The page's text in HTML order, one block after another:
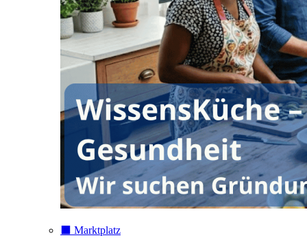
⬛️ Marktplatz